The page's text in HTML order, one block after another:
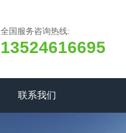
全国服务咨询热线:
13524616695
联系我们